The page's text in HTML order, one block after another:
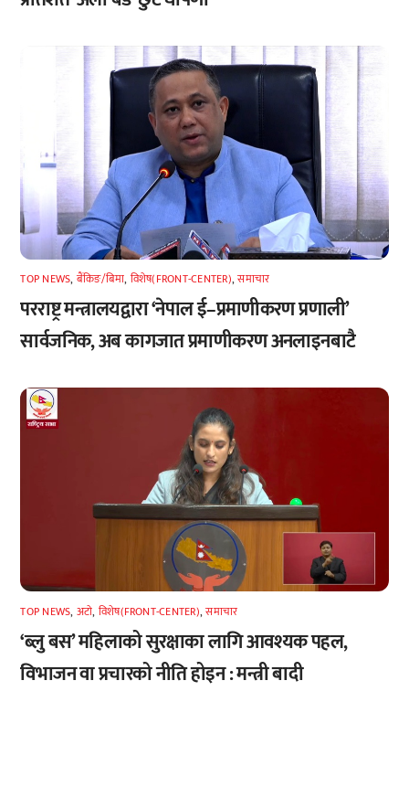
TOP NEWS, बैंकिङ/बिमा, विशेष(FRONT-CENTER),समाचार
परराष्ट्र मन्त्रालयद्वारा ‘नेपाल ई–प्रमाणीकरण प्रणाली’
सार्वजनिक, अब कागजात प्रमाणीकरण अनलाइनबाटै
TOP NEWS, अटाे, विशेष(FRONT-CENTER),समाचार
‘ब्लु बस’ महिलाको सुरक्षाका लागि आवश्यक पहल,
विभाजन वा प्रचारको नीति होइन : मन्त्री बादी